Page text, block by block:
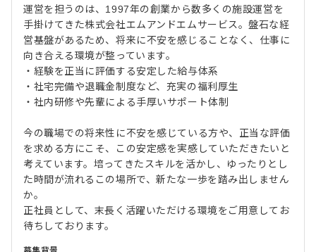
運営を担うのは、1997年の創業から数多くの施設運営を
手掛けてきた株式会社エムアンドエムサービス。盤石な経
営基盤があるため、将来に不安を感じることなく、仕事に
向き合える環境が整っています。
・経験を正当に評価する安定した給与体系
・社宅完備や退職金制度など、充実の福利厚生
・社内研修や先輩による手厚いサポート体制
今の職場での将来性に不安を感じている方や、正当な評価
を求める方にこそ、この安定感を実感していただきたいと
考えています。培ってきたスキルを活かし、ゆったりとし
た時間が流れるこの場所で、新たな一歩を踏み出しません
か。
正社員として、末長く活躍いただける環境をご用意してお
待ちしております。